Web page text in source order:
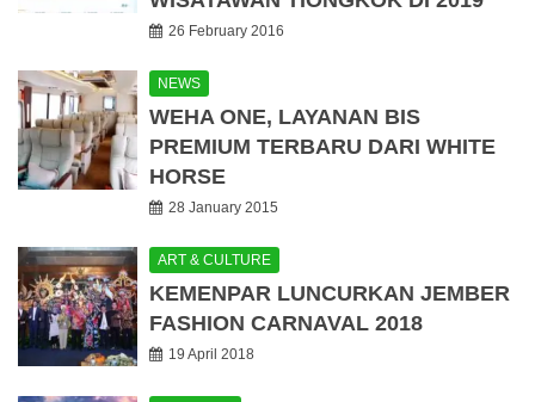
26 February 2016
NEWS
WEHA ONE, LAYANAN BIS
PREMIUM TERBARU DARI WHITE
HORSE
28 January 2015
ART & CULTURE
KEMENPAR LUNCURKAN JEMBER
FASHION CARNAVAL 2018
19 April 2018